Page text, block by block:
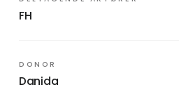
FH
DONOR
Danida